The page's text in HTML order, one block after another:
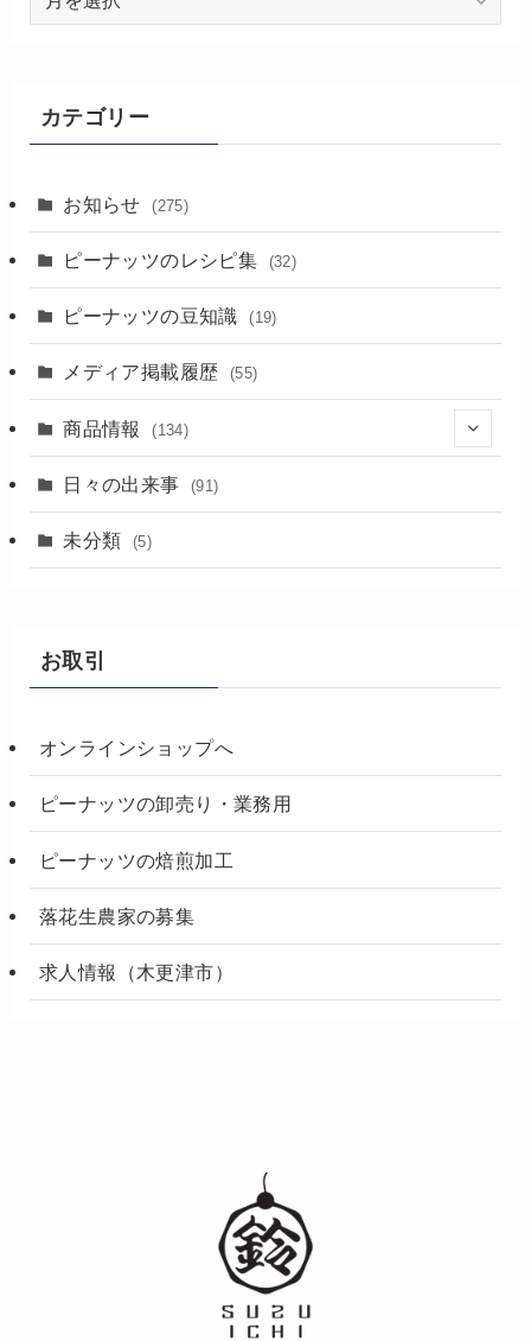
カテゴリー
お知らせ (275)
ピーナッツのレシピ集 (32)
ピーナッツの豆知識 (19)
メディア掲載履歴 (55)
商品情報 (134)
(18)
日々の出来事 (91)
未分類 (5)
お取引
オンラインショップへ
ピーナッツの卸売り・業務用
ピーナッツの焙煎加工
落花生農家の募集
求人情報（木更津市）